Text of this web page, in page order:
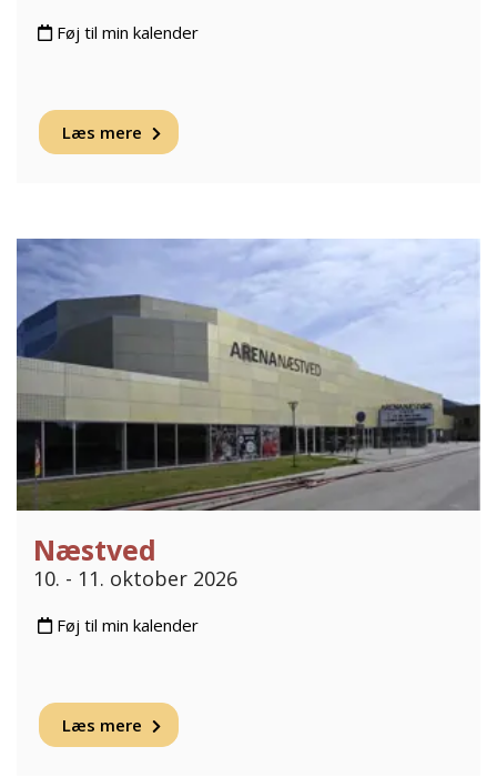
Føj til min kalender
Læs mere
Næstved
10. - 11. oktober 2026
Føj til min kalender
Læs mere